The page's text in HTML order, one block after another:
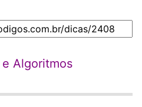
Algoritmos